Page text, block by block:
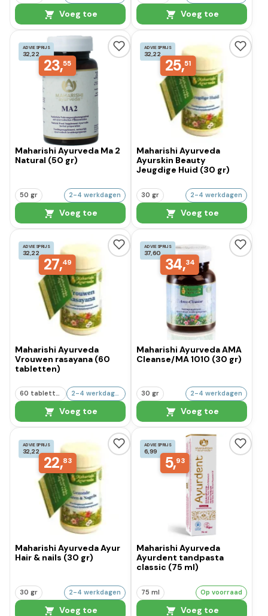
Voeg toe Voeg toe
ADVIESPRIJS
32,22
23,55
Maharishi Ayurveda Ma 2
Natural (50 gr)
50 gr 2-4 werkdagen
Voeg toe
ADVIESPRIJS
32,22
25,51
Maharishi Ayurveda
Ayurskin Beauty
Jeugdige Huid (30 gr)
30 gr 2-4 werkdagen
Voeg toe
ADVIESPRIJS
32,22
27,49
Maharishi Ayurveda
Vrouwen rasayana (60
tabletten)
60 tabletten 2-4 werkdagen
Voeg toe
ADVIESPRIJS
37,60
34,34
Maharishi Ayurveda AMA
Cleanse/MA 1010 (30 gr)
30 gr 2-4 werkdagen
Voeg toe
ADVIESPRIJS
32,22
22,83
Maharishi Ayurveda Ayur
Hair & nails (30 gr)
30 gr 2-4 werkdagen
Voeg toe
ADVIESPRIJS
6,99
5,93
Maharishi Ayurveda
Ayurdent tandpasta
classic (75 ml)
75 ml Op voorraad
Voeg toe